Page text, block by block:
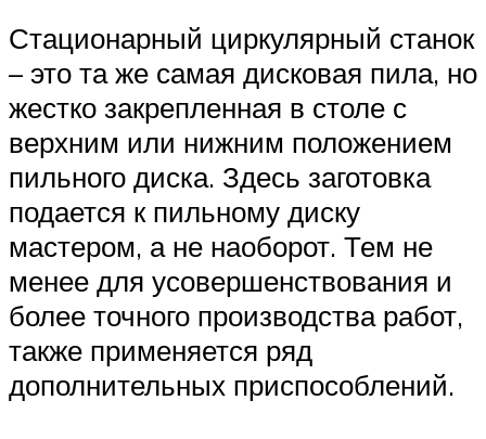
Стационарный циркулярный станок
– это та же самая дисковая пила, но
жестко закрепленная в столе с
верхним или нижним положением
пильного диска. Здесь заготовка
подается к пильному диску
мастером, а не наоборот. Тем не
менее для усовершенствования и
более точного производства работ,
также применяется ряд
дополнительных приспособлений.